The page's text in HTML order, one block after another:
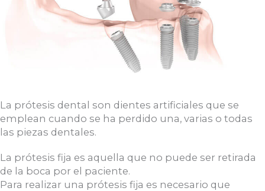
La prótesis dental son dientes artificiales que se
emplean cuando se ha perdido una, varias o todas
las piezas dentales.
La prótesis fija es aquella que no puede ser retirada
de la boca por el paciente.
Para realizar una prótesis fija es necesario que